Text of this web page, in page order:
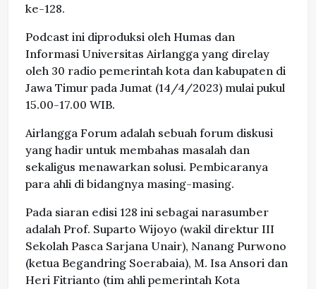
ke-128.
Podcast ini diproduksi oleh Humas dan
Informasi Universitas Airlangga yang direlay
oleh 30 radio pemerintah kota dan kabupaten di
Jawa Timur pada Jumat (14/4/2023) mulai pukul
15.00-17.00 WIB.
Airlangga Forum adalah sebuah forum diskusi
yang hadir untuk membahas masalah dan
sekaligus menawarkan solusi. Pembicaranya
para ahli di bidangnya masing-masing.
Pada siaran edisi 128 ini sebagai narasumber
adalah Prof. Suparto Wijoyo (wakil direktur III
Sekolah Pasca Sarjana Unair), Nanang Purwono
(ketua Begandring Soerabaia), M. Isa Ansori dan
Heri Fitrianto (tim ahli pemerintah Kota